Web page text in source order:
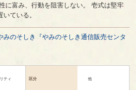
に富み、行動を阻害しない。 壱式は堅牢
ている。
のそしき『やみのそしき通信販売センタ
ティ 区分 他